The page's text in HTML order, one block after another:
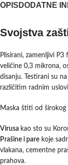
OPIS DODATNE
Svojstva
Plisirani, zamenljivi
veličine 0,3 mikrona,
disanju. Testirani su
različitim radnim
Maska štiti od
Virusa kao sto su
Prašine i pare koje
vlakana, cementne
prahova.